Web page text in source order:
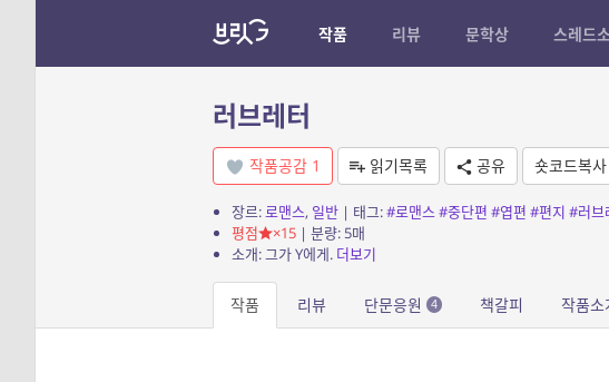
작품 리뷰 문학상 스레드
러브레터
작품공감 1 읽기목록 공유 숏코드복사
장르:로맨스, 일반| 태그:#로맨스#중단편 #엽편 #편지 #러브
평점
×15| 분량: 5매
소개: 그가 Y에게. 더보기
작품 리뷰 단문응원 4 책갈피 작품소